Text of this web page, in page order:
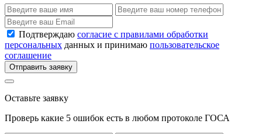
Подтверждаю согласие с правилами обработки
персональных данных и принимаю пользовательское
соглашение
Отправить заявку
Оставьте заявку
Проверь какие 5 ошибок есть в любом протоколе ГОСА